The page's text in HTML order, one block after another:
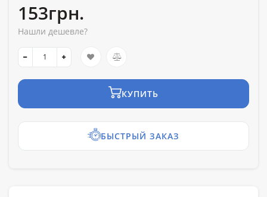
153грн.
Нашли дешевле?
КУПИТЬ
БЫСТРЫЙ ЗАКАЗ